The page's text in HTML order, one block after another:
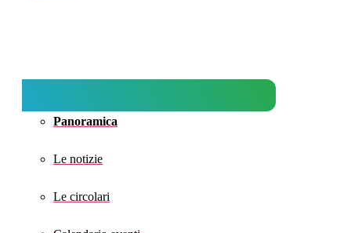
Panoramica
Le notizie
Le circolari